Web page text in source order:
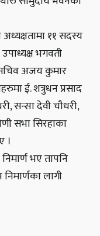
११ सदस्य
भगवती
अजय कुमार
ई. शत्रुधन प्रसाद
सन्सा देवी चौधरी,
सभा सिरहाका
।
भए तापनि
लागी